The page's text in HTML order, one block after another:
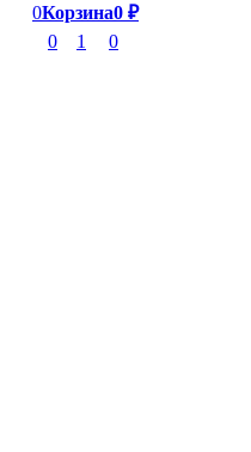
0Корзина0 ₽
0
1 0